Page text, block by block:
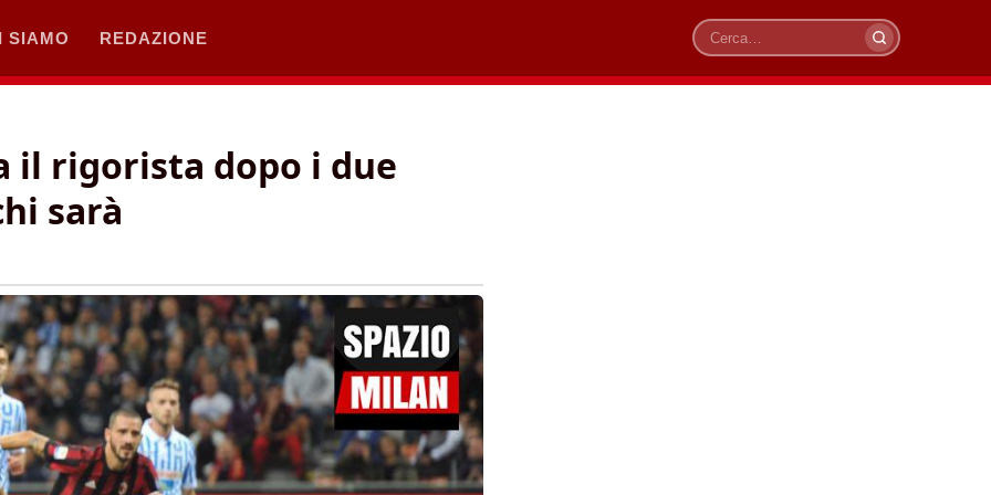
SIAMO REDAZIONE
Cerca
il rigorista dopo i due
sarà